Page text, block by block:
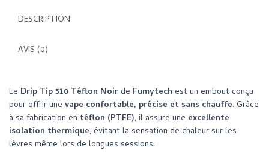
Noir
Fumytech
DESCRIPTION
AVIS (0)
Le Drip Tip 510 Téflon Noirde Fumytech est un embout conçu
pour offrir une vape confortable, précise et sans chauffe. Grâce
à sa fabrication en téflon (PTFE), il assure une excellente
isolation thermique, évitant la sensation de chaleur sur les
lèvres même lors de longues sessions.